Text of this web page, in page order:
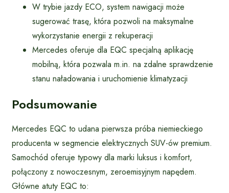
W trybie jazdy ECO, system nawigacji może
sugerować trasę, która pozwoli na maksymalne
wykorzystanie energii z rekuperacji
Mercedes oferuje dla EQC specjalną aplikację
mobilną, która pozwala m.in. na zdalne sprawdzenie
stanu naładowania i uruchomienie klimatyzacji
Podsumowanie
Mercedes EQC to udana pierwsza próba niemieckiego
producenta w segmencie elektrycznych SUV-ów premium.
Samochód oferuje typowy dla marki luksus i komfort,
połączony z nowoczesnym, zeroemisyjnym napędem.
Główne atuty EQC to: